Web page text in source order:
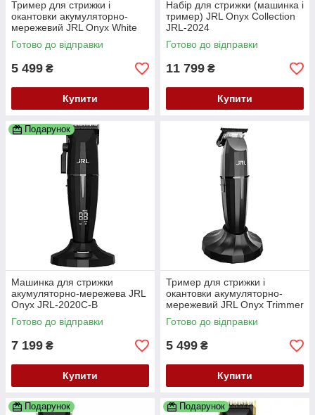
Тример для стрижки і
окантовки акумуляторно-
мережевий JRL Onyx White
JRL-2020T-W
Готово до відправки
5 499 ₴
Купити
Набір для стрижки (машинка і
тример) JRL Onyx Collection
JRL-2024
Готово до відправки
11 799 ₴
Купити
Подарунок
Машинка для стрижки
акумуляторно-мережева JRL
Onyx JRL-2020C-B
Готово до відправки
7 199 ₴
Купити
Тример для стрижки і
окантовки акумуляторно-
мережевий JRL Onyx Trimmer
Black JRL-2020T-B
Готово до відправки
5 499 ₴
Купити
Подарунок Подарунок